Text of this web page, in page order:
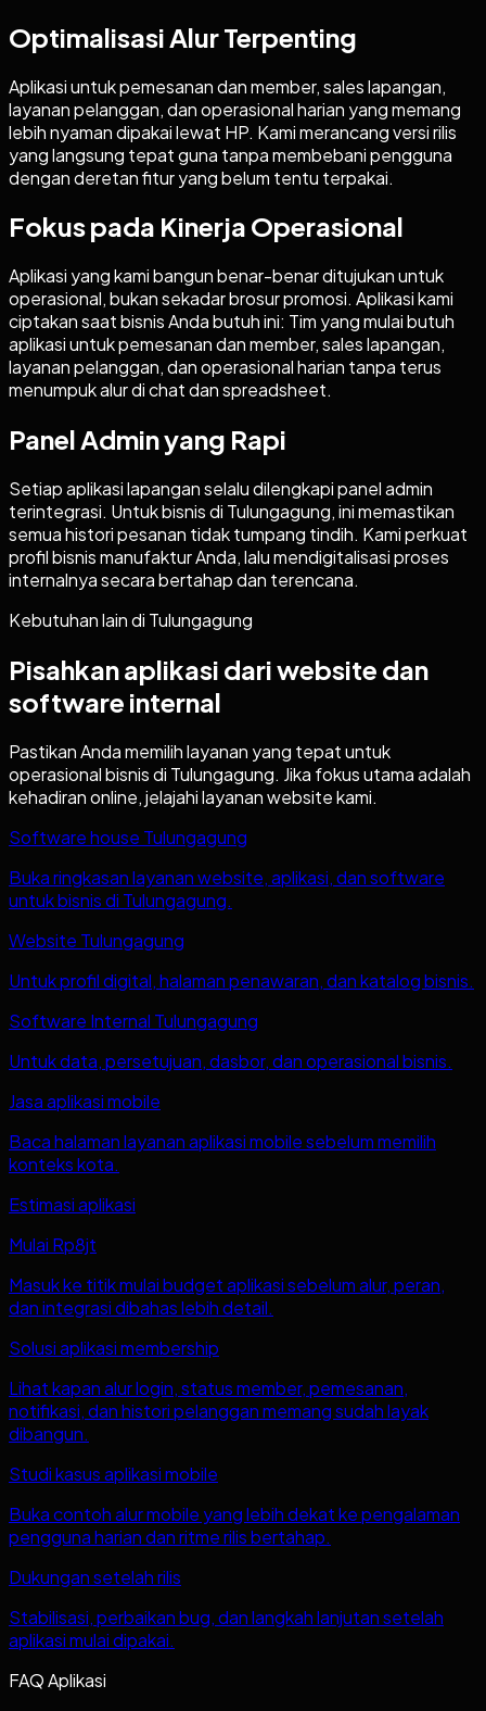
Optimalisasi Alur Terpenting
Aplikasi untuk pemesanan dan member, sales lapangan,
layanan pelanggan, dan operasional harian yang memang
lebih nyaman dipakai lewat HP. Kami merancang versi rilis
yang langsung tepat guna tanpa membebani pengguna
dengan deretan fitur yang belum tentu terpakai.
Fokus pada Kinerja Operasional
Aplikasi yang kami bangun benar-benar ditujukan untuk
operasional, bukan sekadar brosur promosi. Aplikasi kami
ciptakan saat bisnis Anda butuh ini: Tim yang mulai butuh
aplikasi untuk pemesanan dan member, sales lapangan,
layanan pelanggan, dan operasional harian tanpa terus
menumpuk alur di chat dan spreadsheet.
Panel Admin yang Rapi
Setiap aplikasi lapangan selalu dilengkapi panel admin
terintegrasi. Untuk bisnis di Tulungagung, ini memastikan
semua histori pesanan tidak tumpang tindih. Kami perkuat
profil bisnis manufaktur Anda, lalu mendigitalisasi proses
internalnya secara bertahap dan terencana.
Kebutuhan lain di Tulungagung
Pisahkan aplikasi dari website dan
software internal
Pastikan Anda memilih layanan yang tepat untuk
operasional bisnis di Tulungagung. Jika fokus utama adalah
kehadiran online, jelajahi layanan website kami.
Software house Tulungagung
Buka ringkasan layanan website, aplikasi, dan software
untuk bisnis di Tulungagung.
Website Tulungagung
Untuk profil digital, halaman penawaran, dan katalog bisnis.
Software Internal Tulungagung
Untuk data, persetujuan, dasbor, dan operasional bisnis.
Jasa aplikasi mobile
Baca halaman layanan aplikasi mobile sebelum memilih
konteks kota.
Estimasi aplikasi
Mulai Rp8jt
Masuk ke titik mulai budget aplikasi sebelum alur, peran,
dan integrasi dibahas lebih detail.
Solusi aplikasi membership
Lihat kapan alur login, status member, pemesanan,
notifikasi, dan histori pelanggan memang sudah layak
dibangun.
Studi kasus aplikasi mobile
Buka contoh alur mobile yang lebih dekat ke pengalaman
pengguna harian dan ritme rilis bertahap.
Dukungan setelah rilis
Stabilisasi, perbaikan bug, dan langkah lanjutan setelah
aplikasi mulai dipakai.
FAQ Aplikasi